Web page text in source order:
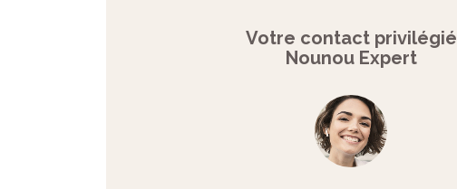
Votre contact privilégié
Nounou Expert